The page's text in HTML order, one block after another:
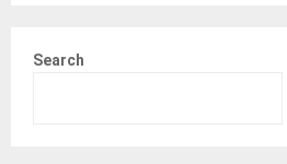
Search